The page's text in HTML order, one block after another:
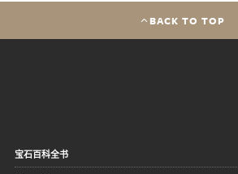
BACK TO TOP
宝石百科全书